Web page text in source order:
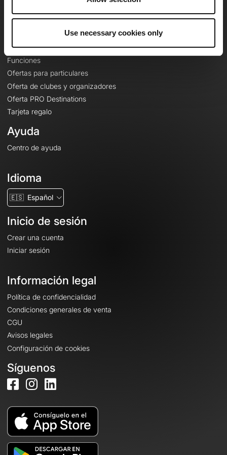
Use necessary cookies only
Le Mag'
Mapas base topográficos
Funciones
Ofertas para particulares
Oferta de clubes y organizadores
Oferta PRO Destinations
Tarjeta regalo
Ayuda
Centro de ayuda
Idioma
🇪🇸 Español
Inicio de sesión
Crear una cuenta
Iniciar sesión
Información legal
Política de confidencialidad
Condiciones generales de venta
CGU
Avisos legales
Configuración de cookies
Síguenos